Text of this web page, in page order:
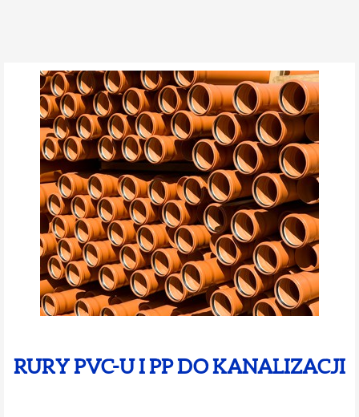
RURY PVC-U I PP DO KANALIZACJI